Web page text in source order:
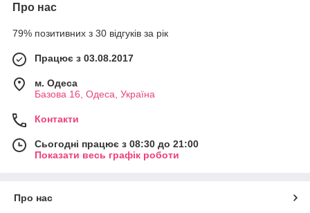
Про нас
79% позитивних з 30 відгуків за рік
Працює з 03.08.2017
м. Одеса
Базова 16, Одеса, Україна
Контакти
Сьогодні працює з 08:30 до 21:00
Показати весь графік роботи
Про нас